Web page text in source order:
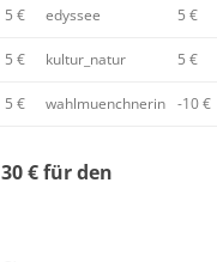
5 € edyssee 5 €
5 € kultur_natur 5 €
5 € wahlmuenchnerin -10 €
€ für den